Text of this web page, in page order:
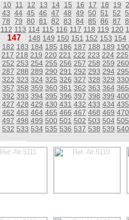
10 11 12 13 14 15 16 17 18 19
43 44 45 46 47 48 49 50 51 52
78 79 80 81 82 83 84 85 86 87
112 113 114 115 116 117 118 119 120
147 148 149 150 151 152 153 154
182 183 184 185 186 187 188 189 190
217 218 219 220 221 222 223 224 225
252 253 254 255 256 257 258 259 260
287 288 289 290 291 292 293 294 295
322 323 324 325 326 327 328 329 330
357 358 359 360 361 362 363 364 365
392 393 394 395 396 397 398 399 400
427 428 429 430 431 432 433 434 435
462 463 464 465 466 467 468 469 470
497 498 499 500 501 502 503 504 505
532 533 534 535 536 537 538 539 540